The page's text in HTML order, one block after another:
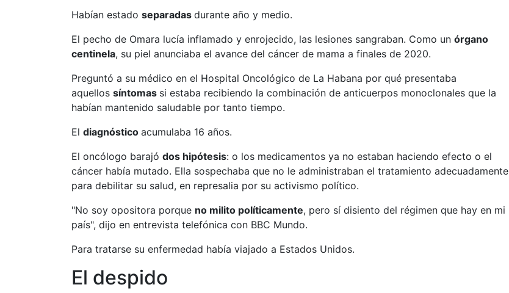
Habían estado separadas durante año y medio.
El pecho de Omara lucía inflamado y enrojecido, las lesiones sangraban. Como un órgano
centinela, su piel anunciaba el avance del cáncer de mama a finales de 2020.
Preguntó a su médico en el Hospital Oncológico de La Habana por qué presentaba
aquellos síntomas si estaba recibiendo la combinación de anticuerpos monoclonales que la
habían mantenido saludable por tanto tiempo.
El diagnóstico acumulaba 16 años.
El oncólogo barajó dos hipótesis: o los medicamentos ya no estaban haciendo efecto o el
cáncer había mutado. Ella sospechaba que no le administraban el tratamiento adecuadamente
para debilitar su salud, en represalia por su activismo político.
"No soy opositora porque no milito políticamente, pero sí disiento del régimen que hay en mi
país", dijo en entrevista telefónica con BBC Mundo.
Para tratarse su enfermedad había viajado a Estados Unidos.
El despido